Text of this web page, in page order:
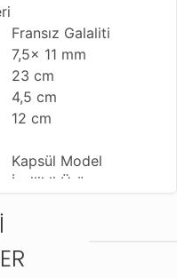
Fransız Galaliti
7,5x 11 mm
23 cm
4,5 cm
12 cm
Kapsül Model
İşçilikli Ürün
Günlük Kullanıma
Uygundur